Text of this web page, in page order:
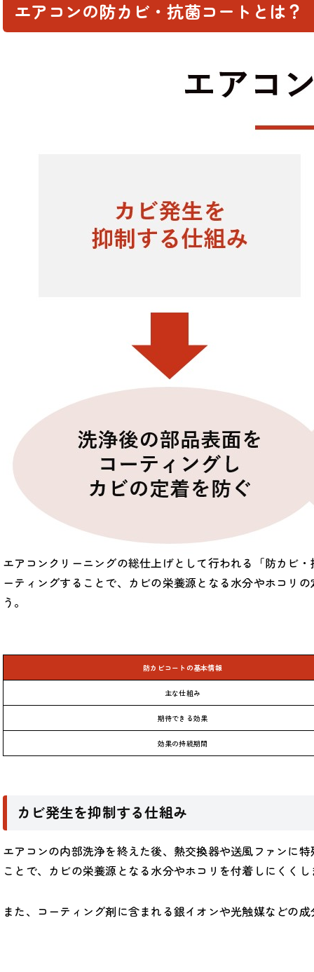
エアコンの防カビ・抗菌コートとは？
エアコンクリーニングの総仕上げとして行われる「防カビ
ーティングすることで、カビの栄養源となる水分やホコリ
う。
防カビコートの基本情報
主な仕組み
期待できる効果
効果の持続期間
カビ発生を抑制する仕組み
エアコンの内部洗浄を終えた後、熱交換器や送風ファンに
ことで、カビの栄養源となる水分やホコリを付着しにくくし
また、コーティング剤に含まれる銀イオンや光触媒などの